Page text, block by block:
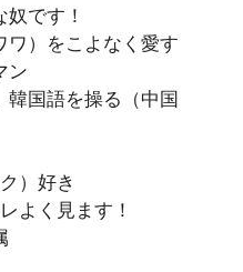
です！
ワ）をこよなく愛す
ン
韓国語を操る（中国
）好き
よく見ます！